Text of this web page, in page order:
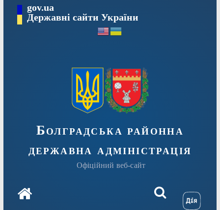
Перейтиgov.ua
Державні сайти України
Болградська районна
державна адміністрація
Офіційний веб-сайт